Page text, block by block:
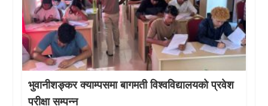
भुवानीशङ्कर क्याम्पसमा बागमती विश्वविद्यालयको प्रवेश
परीक्षा सम्पन्न